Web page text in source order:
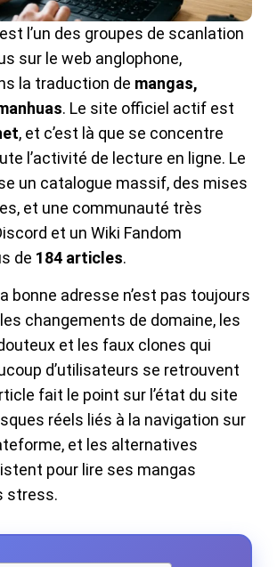
est l’un des groupes de scanlation
sur le web anglophone,
la traduction de mangas,
. Le site officiel actif est
, et c’est là que se concentre
l’activité de lecture en ligne. Le
un catalogue massif, des mises
et une communauté très
et un Wiki Fandom
de 184 articles.
bonne adresse n’est pas toujours
changements de domaine, les
et les faux clones qui
d’utilisateurs se retrouvent
fait le point sur l’état du site
réels liés à la navigation sur
et les alternatives
pour lire ses mangas
stress.